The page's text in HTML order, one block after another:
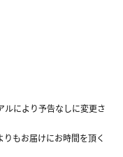
により予告なしに変更さ
もお届けにお時間を頂く